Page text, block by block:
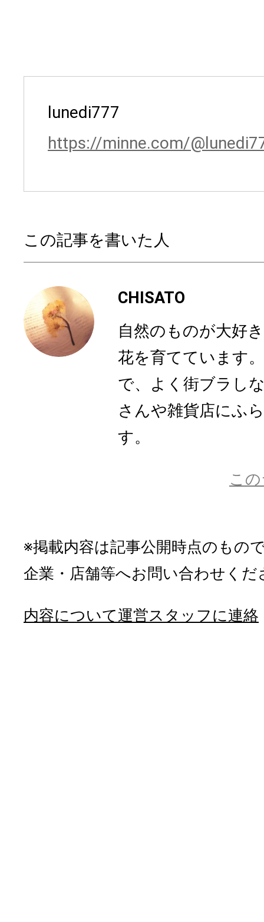
lunedi777
https://minne.com/
この記事を書いた人
CHISATO
自然のものが大好
花を育てています
で、よく街ブラし
さんや雑貨店にふ
す。
こ
※掲載内容は記事公開時点のもの
企業・店舗等へお問い合わせくだ
内容について運営スタッフに連絡